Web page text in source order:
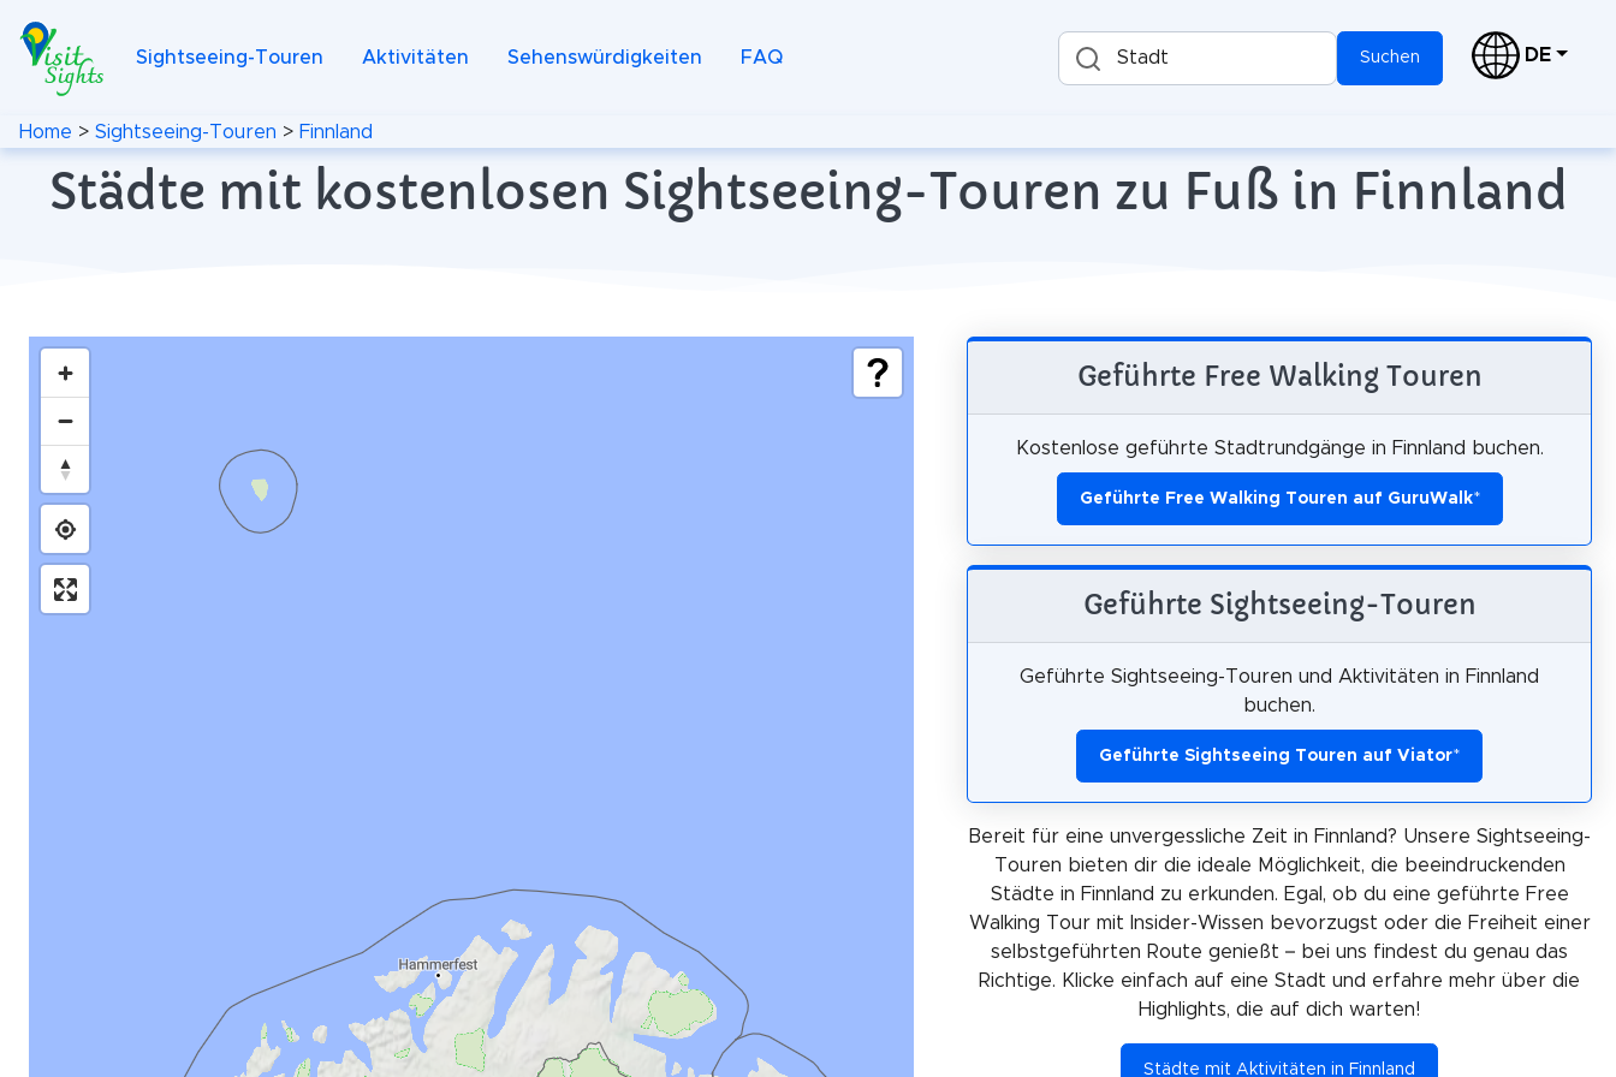
Sightseeing-Touren Aktivitäten Sehenswürdigkeiten FAQ Stadt Suchen DE
Home > Sightseeing-Touren > Finnland
Städte mit kostenlosen Sightseeing-Touren zu Fuß in Finnland
Geführte Free Walking Touren
Kostenlose geführte Stadtrundgänge in Finnland buchen.
Geführte Free Walking Touren auf GuruWalk*
Geführte Sightseeing-Touren
Geführte Sightseeing-Touren und Aktivitäten in Finnland
buchen.
Geführte Sightseeing Touren auf Viator*
Bereit für eine unvergessliche Zeit in Finnland? Unsere Sightseeing-
Touren bieten dir die ideale Möglichkeit, die beeindruckenden
Städte in Finnland zu erkunden. Egal, ob du eine geführte Free
Walking Tour mit Insider-Wissen bevorzugst oder die Freiheit einer
selbstgeführten Route genießt – bei uns findest du genau das
Richtige. Klicke einfach auf eine Stadt und erfahre mehr über die
Highlights, die auf dich warten!
Städte mit Aktivitäten in Finnland